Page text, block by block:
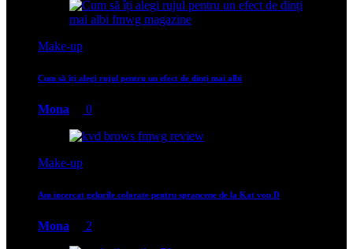
Make-up
Cum să îți alegi rujul pentru un efect de dinți mai albi
Mona 0
Make-up
Am incercat gelurile colorate pentru sprancene de la Kat von D
Mona 2